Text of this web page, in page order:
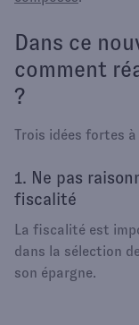
Dans ce
comment
?
Trois idées fortes
1. Ne pas
fiscalité
La fiscalité est
dans la sélection
son épargne.